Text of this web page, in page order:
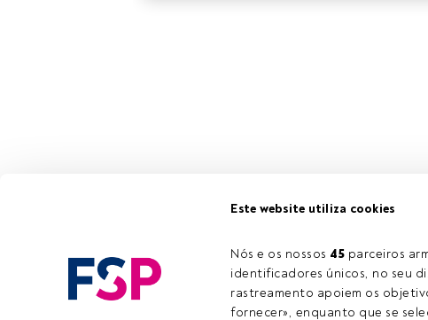
Este website utiliza cookies
Nós e os nossos 45 parceiros
identificadores únicos, no seu
rastreamento apoiem os
fornecer», enquanto que se